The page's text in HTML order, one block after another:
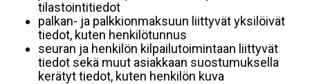
tilastointitiedot
palkan- ja palkkionmaksuun liittyvät yksilöivät
tiedot, kuten henkilötunnus
seuran ja henkilön kilpailutoimintaan liittyvät
tiedot sekä muut asiakkaan suostumuksella
kerätyt tiedot, kuten henkilön kuva